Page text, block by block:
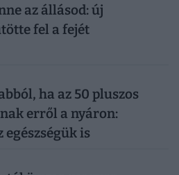
az állásod: új
fel a fejét
ha az 50 pluszos
erről a nyáron:
egészségük is